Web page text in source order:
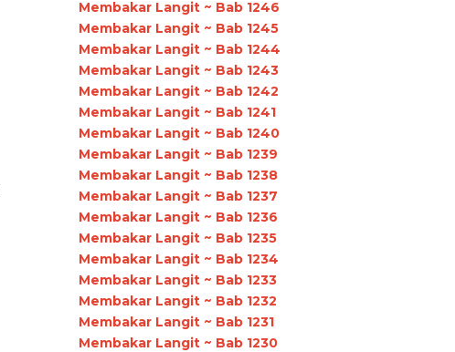
Membakar Langit ~ Bab 1246
Membakar Langit ~ Bab 1245
Membakar Langit ~ Bab 1244
Membakar Langit ~ Bab 1243
Membakar Langit ~ Bab 1242
Membakar Langit ~ Bab 1241
Membakar Langit ~ Bab 1240
Membakar Langit ~ Bab 1239
Membakar Langit ~ Bab 1238
Membakar Langit ~ Bab 1237
Membakar Langit ~ Bab 1236
Membakar Langit ~ Bab 1235
Membakar Langit ~ Bab 1234
Membakar Langit ~ Bab 1233
Membakar Langit ~ Bab 1232
Membakar Langit ~ Bab 1231
Membakar Langit ~ Bab 1230